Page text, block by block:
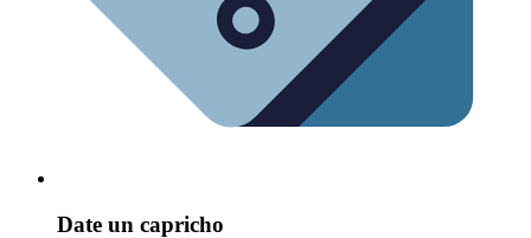
Date un capricho